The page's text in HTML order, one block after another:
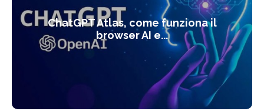
ChatGPT Atlas, come funziona il
browser AI e...